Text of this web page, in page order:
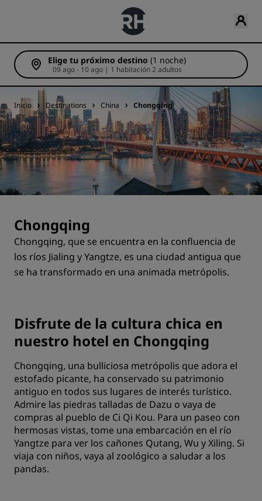
Elige tu próximo destino (1 noche)
09 ago - 10 ago | 1 habitación 2 adultos
Inicio Destinations China Chongqing
Chongqing
Chongqing, que se encuentra en la confluencia de
los ríos Jialing y Yangtze, es una ciudad antigua que
se ha transformado en una animada metrópolis.
Disfrute de la cultura chica en
nuestro hotel en Chongqing
Chongqing, una bulliciosa metrópolis que adora el
estofado picante, ha conservado su patrimonio
antiguo en todos sus lugares de interés turístico.
Admire las piedras talladas de Dazu o vaya de
compras al pueblo de Ci Qi Kou. Para un paseo con
hermosas vistas, tome una embarcación en el río
Yangtze para ver los cañones Qutang, Wu y Xiling. Si
viaja con niños, vaya al zoológico a saludar a los
pandas.